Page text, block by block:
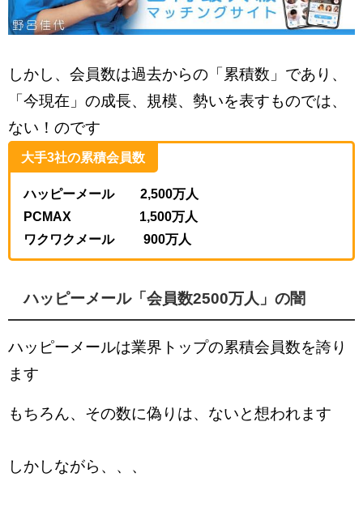
しかし、会員数は過去からの「累積数」であり、
「今現在」の成長、規模、勢いを表すものでは、
ない！のです
大手3社の累積会員数
ハッピーメール 2,500万人
PCMAX 1,500万人
ワクワクメール 900万人
ハッピーメール「会員数2500万人」の闇
ハッピーメールは業界トップの累積会員数を誇り
ます
もちろん、その数に偽りは、ないと想われます
しかしながら、、、